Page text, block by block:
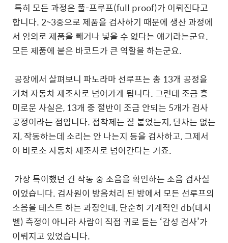
특히 모든 과정은 풀-프루프(full proof)가 이뤄진다고
합니다. 2~3중으로 제품을 검사하기 때문에 생산 과정에
서 임의로 제품을 빼거나 넣을 수 없다는 얘기라는군요.
모든 제품에 붙은 바코드가 큰 역할을 하는군요.
공장에서 살펴보니 파노라마 선루프는 총 13개 공정을
거쳐 자동차 제조사로 넘어가게 됩니다. 그런데 조금 흥
미로운 사실은, 13개 중 절반이 조금 안되는 5개가 검사
공정이라는 점입니다. 접착제는 잘 붙었는지, 단차는 없는
지, 작동하는데 소리는 안 나는지 등을 검사하고, 그제서
야 비로소 자동차 제조사로 넘어간다는 거죠.
가장 특이했던 건 작동 중 소음을 확인하는 소음 검사실
이었습니다. 검사원이 방음처리 된 방에서 모든 선루프의
소음을 테스트 하는 과정인데, 단순히 기계적인 db(데시
벨) 측정이 아니라 사람이 직접 귀로 듣는 ‘감성 검사’가
이뤄지고 있었습니다.